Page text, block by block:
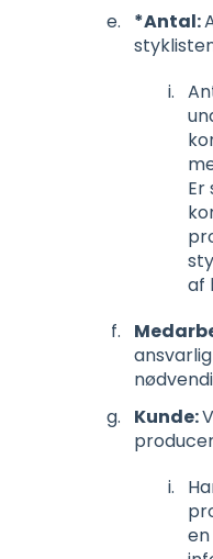
*Antal:
Er
af
Kunde: